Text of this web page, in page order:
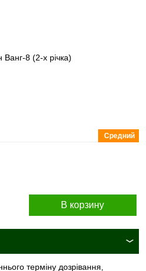
Средний
В корзину
терміну дозрівання,